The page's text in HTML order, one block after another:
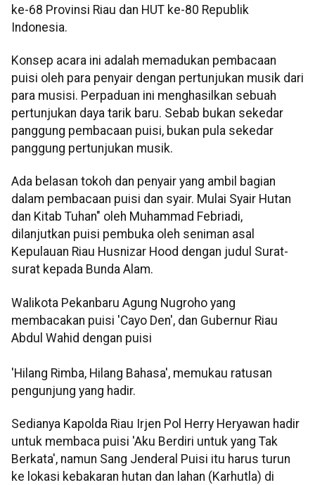
ke-68 Provinsi Riau dan HUT ke-80 Republik
Indonesia.
Konsep acara ini adalah memadukan pembacaan
puisi oleh para penyair dengan pertunjukan musik dari
para musisi. Perpaduan ini menghasilkan sebuah
pertunjukan daya tarik baru. Sebab bukan sekedar
panggung pembacaan puisi, bukan pula sekedar
panggung pertunjukan musik.
Ada belasan tokoh dan penyair yang ambil bagian
dalam pembacaan puisi dan syair. Mulai Syair Hutan
dan Kitab Tuhan" oleh Muhammad Febriadi,
dilanjutkan puisi pembuka oleh seniman asal
Kepulauan Riau Husnizar Hood dengan judul Surat-
surat kepada Bunda Alam.
Walikota Pekanbaru Agung Nugroho yang
membacakan puisi 'Cayo Den', dan Gubernur Riau
Abdul Wahid dengan puisi
'Hilang Rimba, Hilang Bahasa', memukau ratusan
pengunjung yang hadir.
Sedianya Kapolda Riau Irjen Pol Herry Heryawan hadir
untuk membaca puisi 'Aku Berdiri untuk yang Tak
Berkata', namun Sang Jenderal Puisi itu harus turun
ke lokasi kebakaran hutan dan lahan (Karhutla) di